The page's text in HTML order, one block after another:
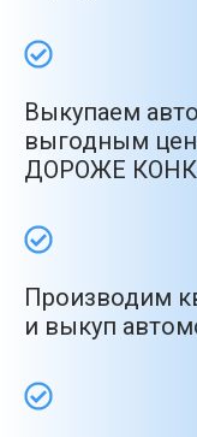
Выкупаем
выгодным
ДОРОЖЕ
Производим
и выкуп